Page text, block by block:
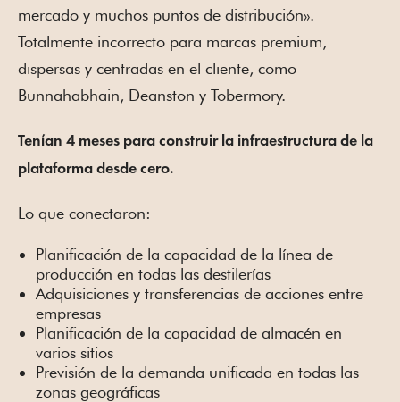
mercado y muchos puntos de distribución».
Totalmente incorrecto para marcas premium,
dispersas y centradas en el cliente, como
Bunnahabhain, Deanston y Tobermory.
Tenían 4 meses para construir la infraestructura de la
plataforma desde cero.
Lo que conectaron:
Planificación de la capacidad de la línea de
producción en todas las destilerías
Adquisiciones y transferencias de acciones entre
empresas
Planificación de la capacidad de almacén en
varios sitios
Previsión de la demanda unificada en todas las
zonas geográficas